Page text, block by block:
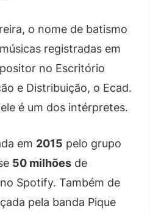
o nome de batismo
músicas registradas em
no Escritório
e Distribuição, o Ecad.
é um dos intérpretes.
em 2015 pelo grupo
50 milhões de
Spotify. Também de
pela banda Pique